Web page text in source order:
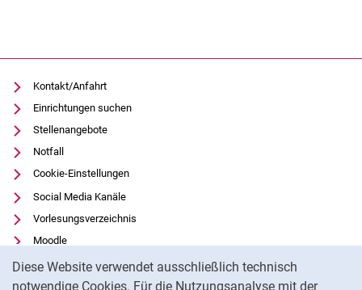
Diese Website verwendet ausschließlich technisch
notwendige Cookies. Für die Nutzungsanalyse mit der
Kontakt/Anfahrt
Einrichtungen suchen
Stellenangebote
Notfall
Cookie-Einstellungen
Social Media Kanäle
Vorlesungsverzeichnis
Moodle
Panopto
Universitätsbibliothek